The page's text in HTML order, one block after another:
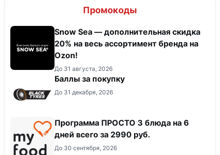
Промокоды
Snow Sea — дополнительная скидка
20% на весь ассортимент бренда на
Ozon!
До 31 августа, 2026
Баллы за покупку
До 31 декабря, 2026
Программа ПРОСТО 3 блюда на 6
дней всего за 2990 руб.
До 30 сентября, 2026